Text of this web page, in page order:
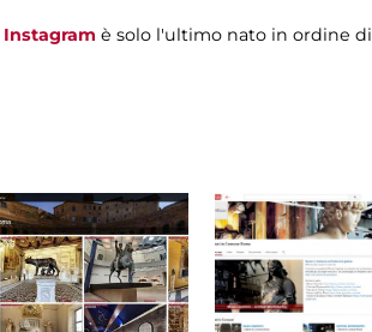
Instagram è solo l'ultimo nato in ordine di